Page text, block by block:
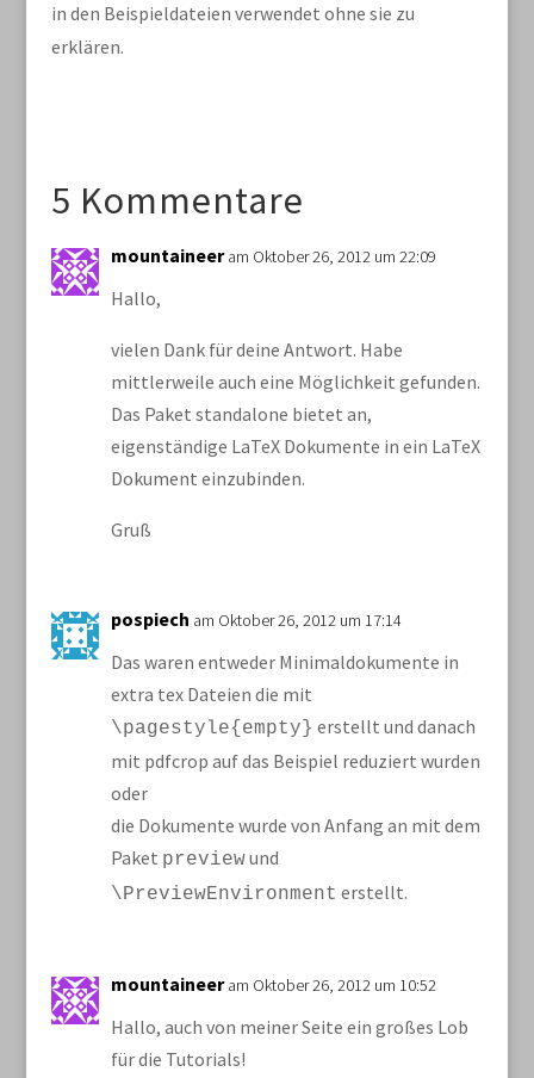
in den Beispieldateien verwendet ohne sie zu
erklären.
5 Kommentare
mountaineer am Oktober 26, 2012 um 22:09
Hallo,
vielen Dank für deine Antwort. Habe
mittlerweile auch eine Möglichkeit gefunden.
Das Paket standalone bietet an,
eigenständige LaTeX Dokumente in ein LaTeX
Dokument einzubinden.
Gruß
pospiech am Oktober 26, 2012 um 17:14
Das waren entweder Minimaldokumente in
extra tex Dateien die mit
\pagestyle{empty} erstellt und danach
mit pdfcrop auf das Beispiel reduziert wurden
oder
die Dokumente wurde von Anfang an mit dem
Paket previewund
\PreviewEnvironment erstellt.
mountaineer am Oktober 26, 2012 um 10:52
Hallo, auch von meiner Seite ein großes Lob
für die Tutorials!